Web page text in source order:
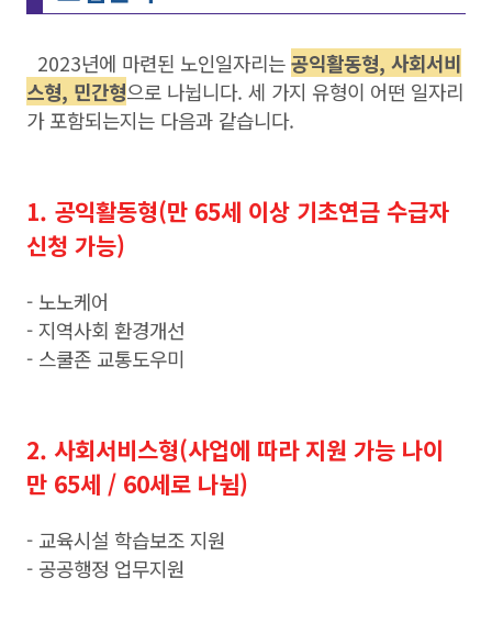
2023년에 마련된 노인일자리는공익활동형, 사회서비
스형, 민간형으로 나뉩니다. 세 가지 유형이 어떤 일자리
가 포함되는지는 다음과 같습니다.
1. 공익활동형(만 65세 이상 기초연금 수급자
신청 가능)
- 노노케어
- 지역사회 환경개선
- 스쿨존 교통도우미
2. 사회서비스형(사업에 따라 지원 가능 나이
만 65세 / 60세로 나뉨)
- 교육시설 학습보조 지원
- 공공행정 업무지원